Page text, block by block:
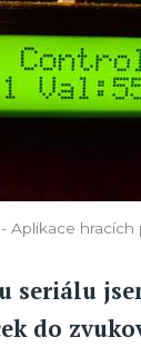
Aplikace hracích
seriálu
do